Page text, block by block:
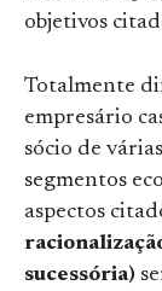
objetivos
Totalmente
empresário
sócio de
segmentos
aspectos
sucessória)